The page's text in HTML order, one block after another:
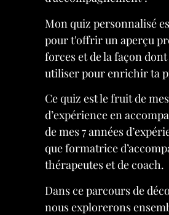
Mon quiz personnalisé
pour t'offrir un aperçu
forces et de la façon
utiliser pour enrichir ta
Ce quiz est le fruit de
d’expérience en
de mes 7 années
que formatrice
thérapeutes et de coach.
Dans ce parcours de
nous explorerons